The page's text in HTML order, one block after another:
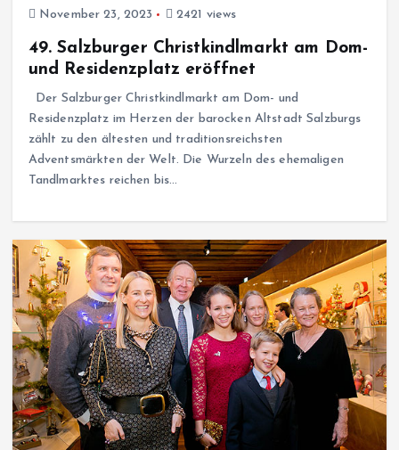
November 23, 2023
2421 views
49. Salzburger Christkindlmarkt am Dom-
und Residenzplatz eröffnet
Der Salzburger Christkindlmarkt am Dom- und
Residenzplatz im Herzen der barocken Altstadt Salzburgs
zählt zu den ältesten und traditionsreichsten
Adventsmärkten der Welt. Die Wurzeln des ehemaligen
Tandlmarktes reichen bis…